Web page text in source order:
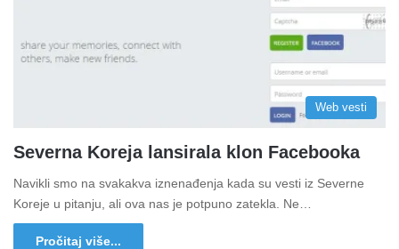
Web vesti
Severna Koreja lansirala klon Facebooka
Navikli smo na svakakva iznenađenja kada su vesti iz Severne
Koreje u pitanju, ali ova nas je potpuno zatekla. Ne…
Pročitaj više...